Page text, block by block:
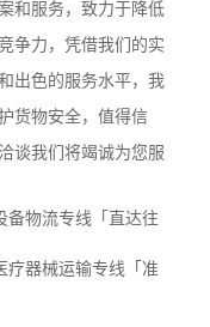
和服务，致力于降低
争力，凭借我们的实
出色的服务水平，我
货物安全，值得信
谈我们将竭诚为您服
备物流专线「直达往
疗器械运输专线「准